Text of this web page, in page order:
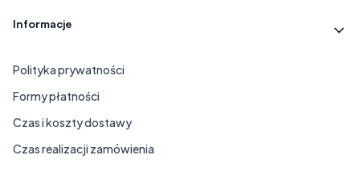
Informacje
Polityka prywatności
Formy płatności
Czas i koszty dostawy
Czas realizacji zamówienia